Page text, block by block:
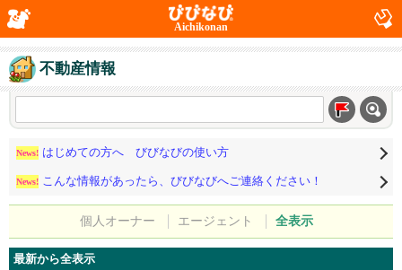
Aichikonan
不動産情報
News! はじめての方へ びびなびの使い方
News! こんな情報があったら、びびなびへご連絡ください！
個人オーナー エージェント 全表示
最新から全表示